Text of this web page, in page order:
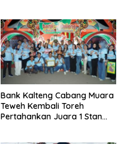
Bank Kalteng Cabang Muara
Teweh Kembali Toreh
Pertahankan Juara 1 Stan